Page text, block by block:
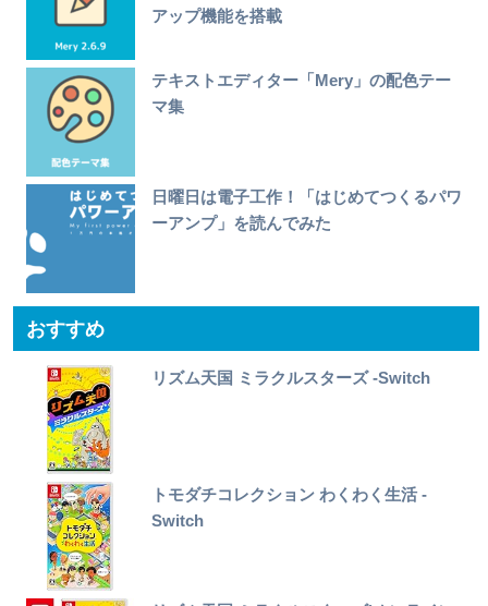
アップ機能を搭載
テキストエディター「Mery」の配色テー
マ集
日曜日は電子工作！「はじめてつくるパワ
ーアンプ」を読んでみた
おすすめ
リズム天国 ミラクルスターズ -Switch
トモダチコレクション わくわく生活 -
Switch